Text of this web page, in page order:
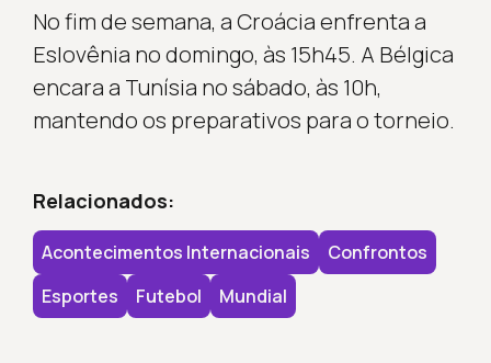
No fim de semana, a Croácia enfrenta a
Eslovênia no domingo, às 15h45. A Bélgica
encara a Tunísia no sábado, às 10h,
mantendo os preparativos para o torneio.
Relacionados:
Acontecimentos Internacionais
Confrontos
Esportes
Futebol Mundial